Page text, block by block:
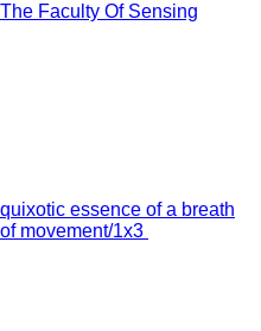
The Faculty Of Sensing
quixotic essence of a breath
of movement/1x3